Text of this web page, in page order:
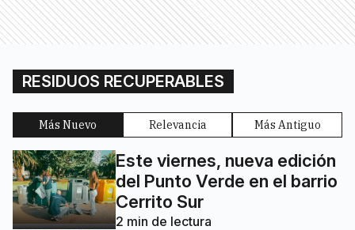
RESIDUOS RECUPERABLES
Más Nuevo Relevancia Más Antiguo
Este viernes, nueva edición
del Punto Verde en el barrio
Cerrito Sur
2 min de lectura